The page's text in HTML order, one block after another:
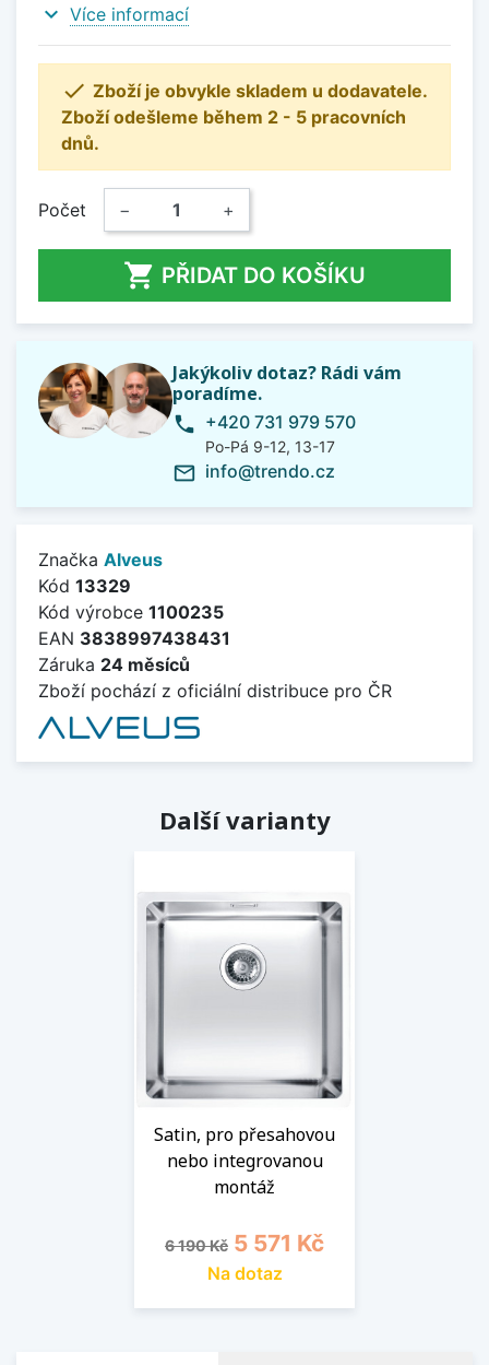
expand_more Více informací
 Zboží je obvykle skladem u dodavatele.
Zboží odešleme během 2 - 5 pracovních
dnů.
Počet − +
 PŘIDAT DO KOŠÍKU
Jakýkoliv dotaz? Rádi vám
poradíme.
phone +420 731 979 570
Po-Pá 9-12, 13-17
mail_outline info@trendo.cz
Značka Alveus
Kód 13329
Kód výrobce 1100235
EAN 3838997438431
Záruka 24 měsíců
Zboží pochází z oficiální distribuce pro ČR
Další varianty
Satin, pro přesahovou
nebo integrovanou
montáž
Běžná cena
6 190 Kč Cena
5 571 Kč
Na dotaz